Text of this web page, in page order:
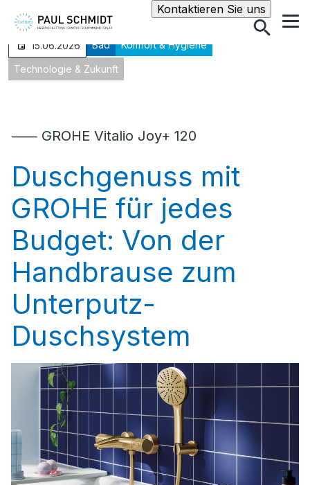
Kontaktieren Sie unsSuche
15.06.2026 Bad Komfort & Hygiene
Technologie & Zukunft
⸺ GROHE Vitalio Joy+ 120
Duschgenuss mit
GROHE für jedes
Budget: Von der
Handbrause zum
Unterputz-
Duschsystem